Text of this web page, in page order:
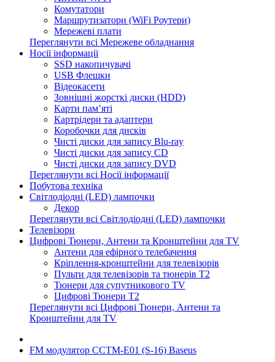
Комутатори
Маршрутизатори (WiFi Роутери)
Мережеві плати
Переглянути всі Мережеве обладнання
Носії інформації
SSD накопичувачі
USB Флешки
Відеокасети
Зовнішні жорсткі диски (HDD)
Карти пам’яті
Картрідери та адаптери
Коробочки для дисків
Чисті диски для запису Blu-ray
Чисті диски для запису CD
Чисті диски для запису DVD
Переглянути всі Носії інформації
Побутова техніка
Світлодіодні (LED) лампочки
Декор
Переглянути всі Світлодіодні (LED) лампочки
Телевізори
Цифрові Тюнери, Антени та Кронштейни для TV
Антени для ефірного телебачення
Кріплення-кронштейни для телевізорів
Пульти для телевізорів та тюнерів T2
Тюнери для супутникового TV
Цифрові Тюнери T2
Переглянути всі Цифрові Тюнери, Антени та
Кронштейни для TV
FM модулятор ССTM-E01 (S-16) Baseus